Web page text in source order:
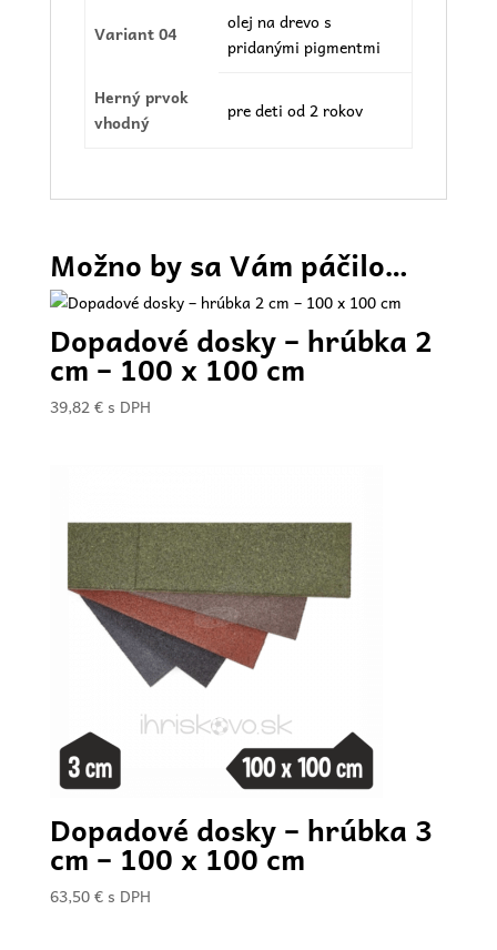
Variant 04
olej na drevo s
pridanými pigmentmi
Herný prvok
vhodný
pre deti od 2 rokov
Možno by sa Vám páčilo…
Dopadové dosky – hrúbka 2
cm – 100 x 100 cm
39,82€ s DPH
Dopadové dosky – hrúbka 3
cm – 100 x 100 cm
63,50€ s DPH